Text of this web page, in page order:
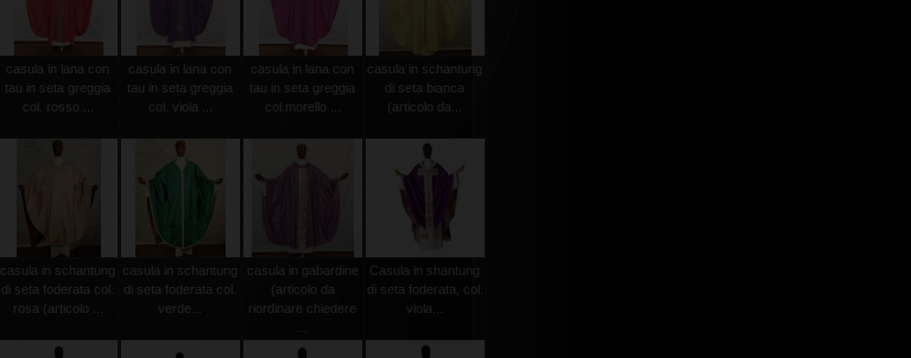
casula in lana con
tau in seta greggia
col. rosso ...
casula in lana con
tau in seta greggia
col. viola ...
casula in lana con
tau in seta greggia
col.morello ...
casula in schantung
di seta bianca
(articolo da...
casula in schantung
di seta foderata col.
rosa (articolo ...
casula in schantung
di seta foderata col.
verde...
casula in gabardine
(articolo da
riordinare chiedere
Casula in shantung
di seta foderata, col.
viola...